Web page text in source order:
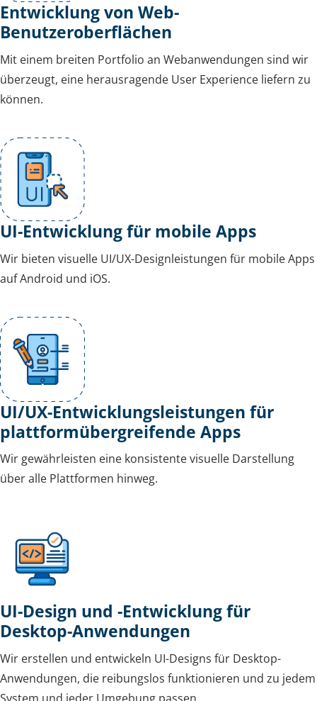
Entwicklung von Web-
Benutzeroberflächen
Mit einem breiten Portfolio an Webanwendungen sind wir
überzeugt, eine herausragende User Experience liefern zu
können.
UI-Entwicklung für mobile Apps
Wir bieten visuelle UI/UX-Designleistungen für mobile Apps
auf Android und iOS.
UI/UX-Entwicklungsleistungen für
plattformübergreifende Apps
Wir gewährleisten eine konsistente visuelle Darstellung
über alle Plattformen hinweg.
UI-Design und -Entwicklung für
Desktop-Anwendungen
Wir erstellen und entwickeln UI-Designs für Desktop-
Anwendungen, die reibungslos funktionieren und zu jedem
System und jeder Umgebung passen.